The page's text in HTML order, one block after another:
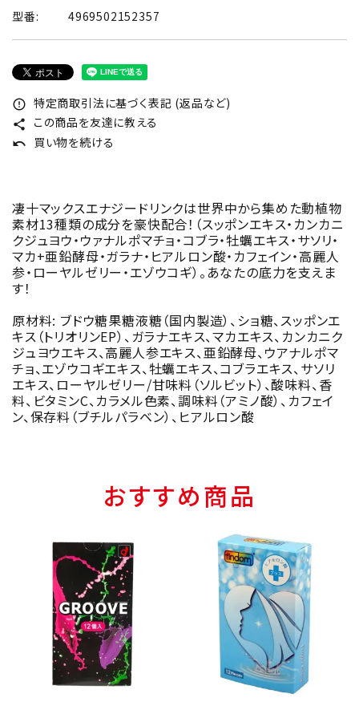
型番: 4969502152357
error_outline 特定商取引法に基づく表記 (返品など)
share この商品を友達に教える
undo 買い物を続ける
凄十マックスエナジードリンクは世界中から集めた動植物
素材13種類の成分を豪快配合！（スッポンエキス・カンカニ
クジュヨウ・ウァナルポマチョ・コブラ・牡蠣エキス・サソリ・
マカ+亜鉛酵母・ガラナ・ヒアルロン酸・カフェイン・高麗人
参・ローヤルゼリー・エゾウコギ）。あなたの底力を支えま
す！
原材料: ブドウ糖果糖液糖（国内製造）、ショ糖、スッポンエ
キス（トリオリンEP）、ガラナエキス、マカエキス、カンカニク
ジュヨウエキス、高麗人参エキス、亜鉛酵母、ウアナルポマ
チョ、エゾウコギエキス、牡蠣エキス、コブラエキス、サソリ
エキス、ローヤルゼリー/甘味料（ソルビット）、酸味料、香
料、ビタミンC、カラメル色素、調味料（アミノ酸）、カフェイ
ン、保存料（ブチルパラベン）、ヒアルロン酸
おすすめ商品